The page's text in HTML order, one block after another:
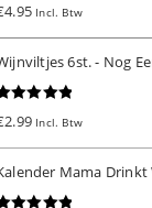
4.95 Incl. Btw
6st. - Nog
2.99 Incl. Btw
Mama Drinkt